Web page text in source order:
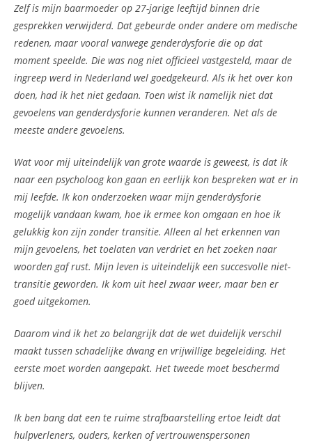
Zelf is mijn baarmoeder op 27-jarige leeftijd binnen drie
gesprekken verwijderd. Dat gebeurde onder andere om medische
redenen, maar vooral vanwege genderdysforie die op dat
moment speelde. Die was nog niet officieel vastgesteld, maar de
ingreep werd in Nederland wel goedgekeurd. Als ik het over kon
doen, had ik het niet gedaan. Toen wist ik namelijk niet dat
gevoelens van genderdysforie kunnen veranderen. Net als de
meeste andere gevoelens.
Wat voor mij uiteindelijk van grote waarde is geweest, is dat ik
naar een psycholoog kon gaan en eerlijk kon bespreken wat er in
mij leefde. Ik kon onderzoeken waar mijn genderdysforie
mogelijk vandaan kwam, hoe ik ermee kon omgaan en hoe ik
gelukkig kon zijn zonder transitie. Alleen al het erkennen van
mijn gevoelens, het toelaten van verdriet en het zoeken naar
woorden gaf rust. Mijn leven is uiteindelijk een succesvolle niet-
transitie geworden. Ik kom uit heel zwaar weer, maar ben er
goed uitgekomen.
Daarom vind ik het zo belangrijk dat de wet duidelijk verschil
maakt tussen schadelijke dwang en vrijwillige begeleiding. Het
eerste moet worden aangepakt. Het tweede moet beschermd
blijven.
Ik ben bang dat een te ruime strafbaarstelling ertoe leidt dat
hulpverleners, ouders, kerken of vertrouwenspersonen